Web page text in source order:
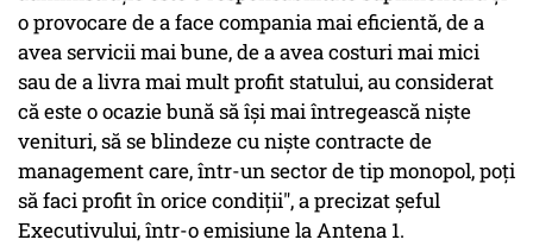
o provocare de a face compania mai eficientă, de a
avea servicii mai bune, de a avea costuri mai mici
sau de a livra mai mult profit statului, au considerat
că este o ocazie bună să îşi mai întregească nişte
venituri, să se blindeze cu nişte contracte de
management care, într-un sector de tip monopol, poţi
să faci profit în orice condiţii", a precizat şeful
Executivului, într-o emisiune la Antena 1.